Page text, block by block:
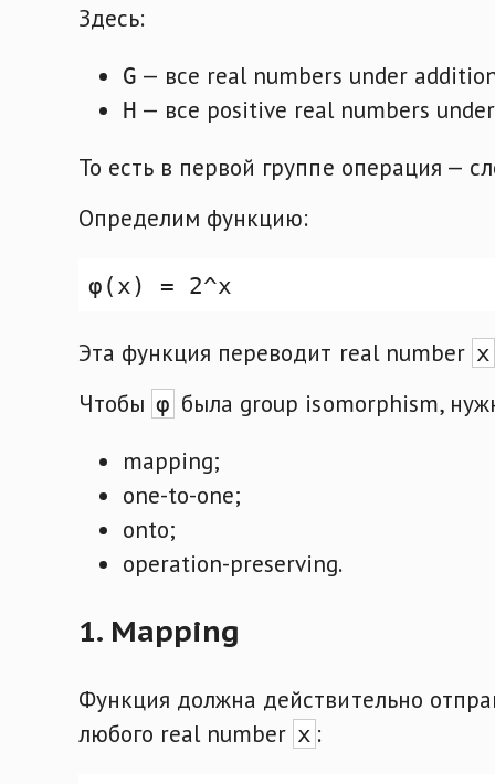
Здесь:
G — все real numbers under
H — все positive real numbers
То есть в первой группе операция —
Определим функцию:
Эта функция переводит real number x
Чтобы φ была group isomorphism,
mapping;
one-to-one;
onto;
operation-preserving.
1. Mapping
Функция должна действительно
любого real number x :